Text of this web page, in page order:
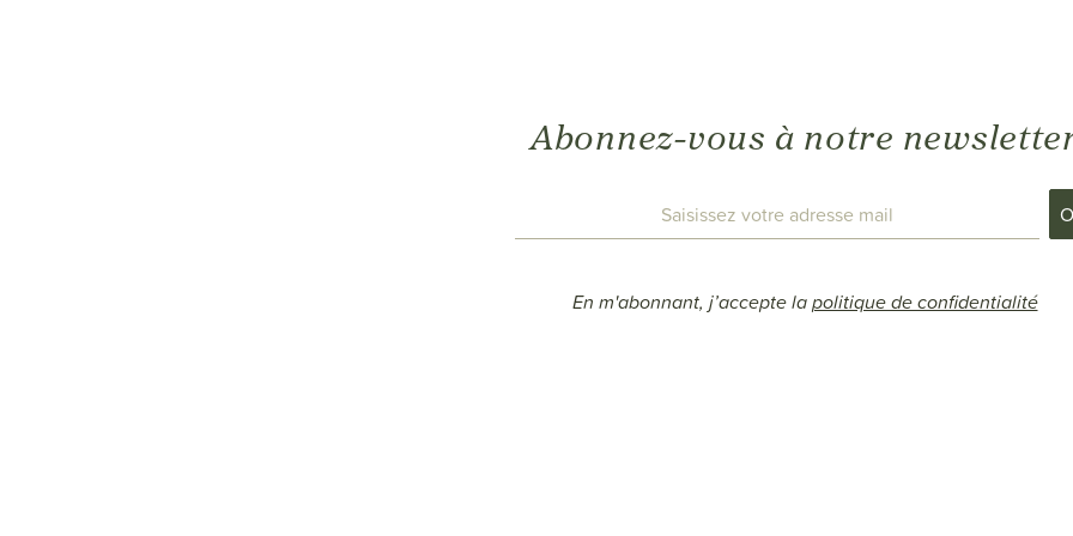
Abonnez-vous à notre
En m'abonnant, j’accepte lapolitique de confidentialité